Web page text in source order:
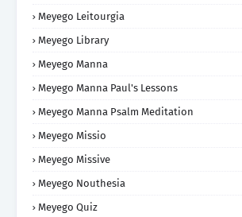
Meyego Leitourgia
Meyego Library
Meyego Manna
Meyego Manna Paul's Lessons
Meyego Manna Psalm Meditation
Meyego Missio
Meyego Missive
Meyego Nouthesia
Meyego Quiz